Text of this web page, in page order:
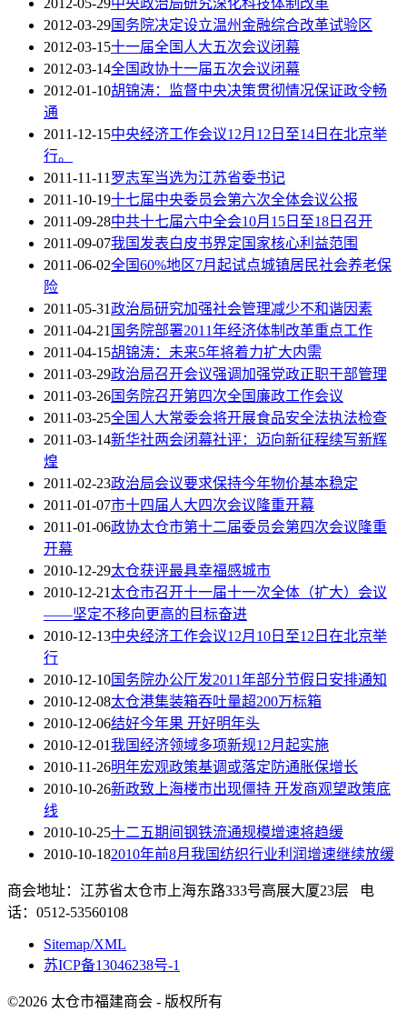
2012-05-29中央政治局研究深化科技体制改革
2012-03-29国务院决定设立温州金融综合改革试验区
2012-03-15十一届全国人大五次会议闭幕
2012-03-14全国政协十一届五次会议闭幕
2012-01-10胡锦涛：监督中央决策贯彻情况保证政令畅
通
2011-12-15中央经济工作会议12月12日至14日在北京举
行。
2011-11-11罗志军当选为江苏省委书记
2011-10-19十七届中央委员会第六次全体会议公报
2011-09-28中共十七届六中全会10月15日至18日召开
2011-09-07我国发表白皮书界定国家核心利益范围
2011-06-02全国60%地区7月起试点城镇居民社会养老保
险
2011-05-31政治局研究加强社会管理减少不和谐因素
2011-04-21 国务院部署2011年经济体制改革重点工作
2011-04-15胡锦涛：未来5年将着力扩大内需
2011-03-29政治局召开会议强调加强党政正职干部管理
2011-03-26国务院召开第四次全国廉政工作会议
2011-03-25全国人大常委会将开展食品安全法执法检查
2011-03-14新华社两会闭幕社评：迈向新征程续写新辉
煌
2011-02-23政治局会议要求保持今年物价基本稳定
2011-01-07市十四届人大四次会议隆重开幕
2011-01-06政协太仓市第十二届委员会第四次会议隆重
开幕
2010-12-29太仓获评最具幸福感城市
2010-12-21太仓市召开十一届十一次全体（扩大）会议
——坚定不移向更高的目标奋进
2010-12-13中央经济工作会议12月10日至12日在北京举
行
2010-12-10国务院办公厅发2011年部分节假日安排通知
2010-12-08太仓港集装箱吞吐量超200万标箱
2010-12-06结好今年果 开好明年头
2010-12-01我国经济领域多项新规12月起实施
2010-11-26明年宏观政策基调或落定防通胀保增长
2010-10-26新政致上海楼市出现僵持 开发商观望政策底
线
2010-10-25十二五期间钢铁流通规模增速将趋缓
2010-10-182010年前8月我国纺织行业利润增速继续放缓
商会地址：江苏省太仓市上海东路333号高展大厦23层 电
话：0512-53560108
Sitemap/XML
苏ICP备13046238号-1
©2026 太仓市福建商会 - 版权所有